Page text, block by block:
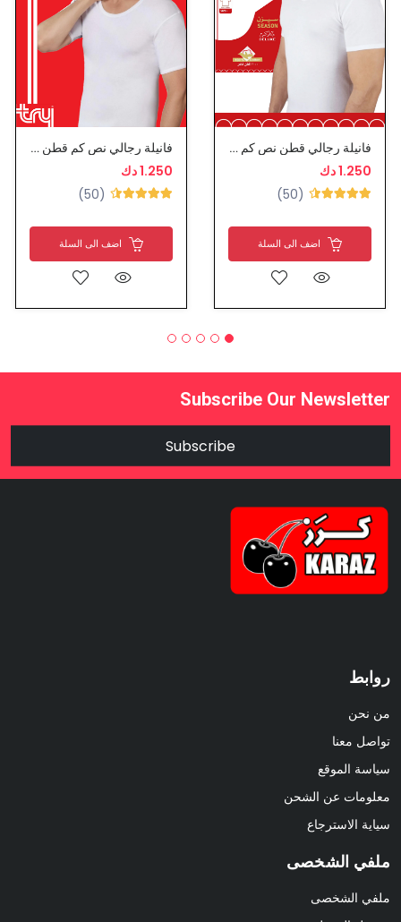
فانيلة رجالي قطن نص كم - سيزن
1.250 دك
(50)
اضف الى السلة
فانيلة رجالي نص كم قطن - تراي
1.250 دك
(50)
اضف الى السلة
Subscribe Our Newsletter
Subscribe
روابط
من نحن
تواصل معنا
سياسة الموقع
معلومات عن الشحن
سياية الاسترجاع
ملفي الشخصى
ملفي الشخصى